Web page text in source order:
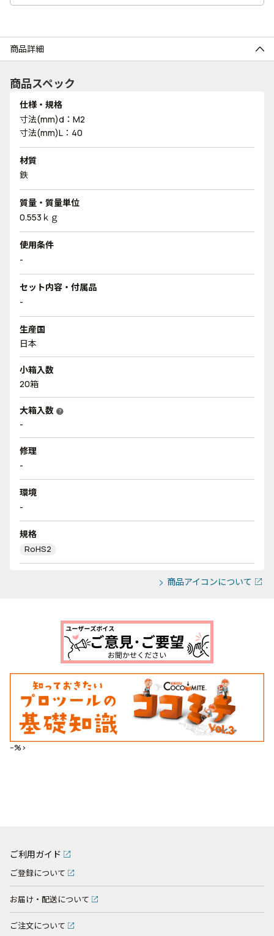
商品詳細
商品スペック
仕様・規格
寸法(mm)d：M2
寸法(mm)L：40
材質
鉄
質量・質量単位
0.553ｋｇ
使用条件
-
セット内容・付属品
-
生産国
日本
小箱入数
20箱
大箱入数 help
-
修理
-
環境
-
規格
RoHS2
商品アイコンについて
--%>
ご利用ガイド
ご登録について
お届け・配送について
ご注文について